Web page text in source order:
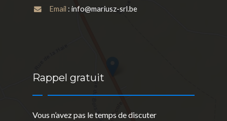
Email : info@mariusz-srl.be
Rappel gratuit
Vous n’avez pas le temps de discuter